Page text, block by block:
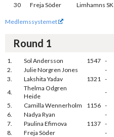
30
Freja Söder Limhamns SK
Medlemssystemet
Round 1
1. Sol Andersson 1547 -
2.
Julie Norgren Jones -
3.
Lakshita Yadav 1321 -
4.
Thelma Odgren
Heide
-
5.
Camilla Wennerholm 1156 -
6.
Nadya Ryan -
7.
Paulina Efimova 1137 -
8.
Freja Söder -